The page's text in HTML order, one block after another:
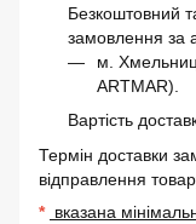
Безкоштовний
замовлення за
м.
ARTMAR).
Вартість
Термін доставки
відправлення
* вказана